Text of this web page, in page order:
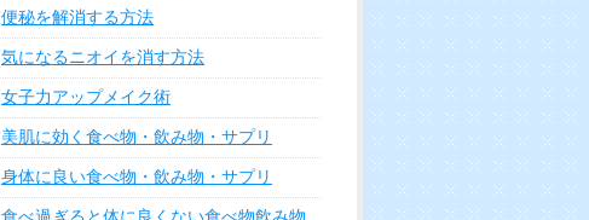
便秘を解消する方法
気になるニオイを消す方法
女子力アップメイク術
美肌に効く食べ物・飲み物・サプリ
身体に良い食べ物・飲み物・サプリ